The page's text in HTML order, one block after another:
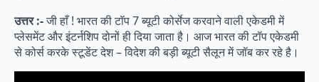
उत्तर :-जी हाँ ! भारत की टॉप 7 ब्यूटी कोर्सेज करवाने वाली एकेडमी में
प्लेसमेंट और इंटर्नशिप दोनों ही दिया जाता है। आज भारत की टॉप एकेडमी
से कोर्स करके स्टूडेंट देश – विदेश की बड़ी ब्यूटी सैलून में जॉब कर रहे है।